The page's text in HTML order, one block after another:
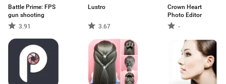
Battle Prime: FPS
gun shooting
3.91
Lustro
3.67
Crown Heart
Photo Editor
-